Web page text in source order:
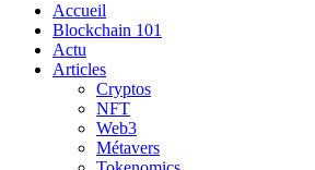
Accueil
Blockchain 101
Actu
Articles
Cryptos
NFT
Web3
Métavers